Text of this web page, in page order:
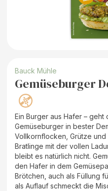
Bauck Mühle
Gemüseburger
Ein Burger aus Hafer – geht
Gemüseburger in bester
Vollkornflocken, Grütze
Bratlinge mit der vollen
bleibt es natürlich nicht.
den Hafer in dem
Brötchen, auch als Füllung
als Auflauf schmeckt die